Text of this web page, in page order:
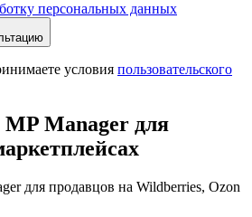
персональных данных
условия пользовательского
Manager для
для продавцов на Wildberries, Ozon